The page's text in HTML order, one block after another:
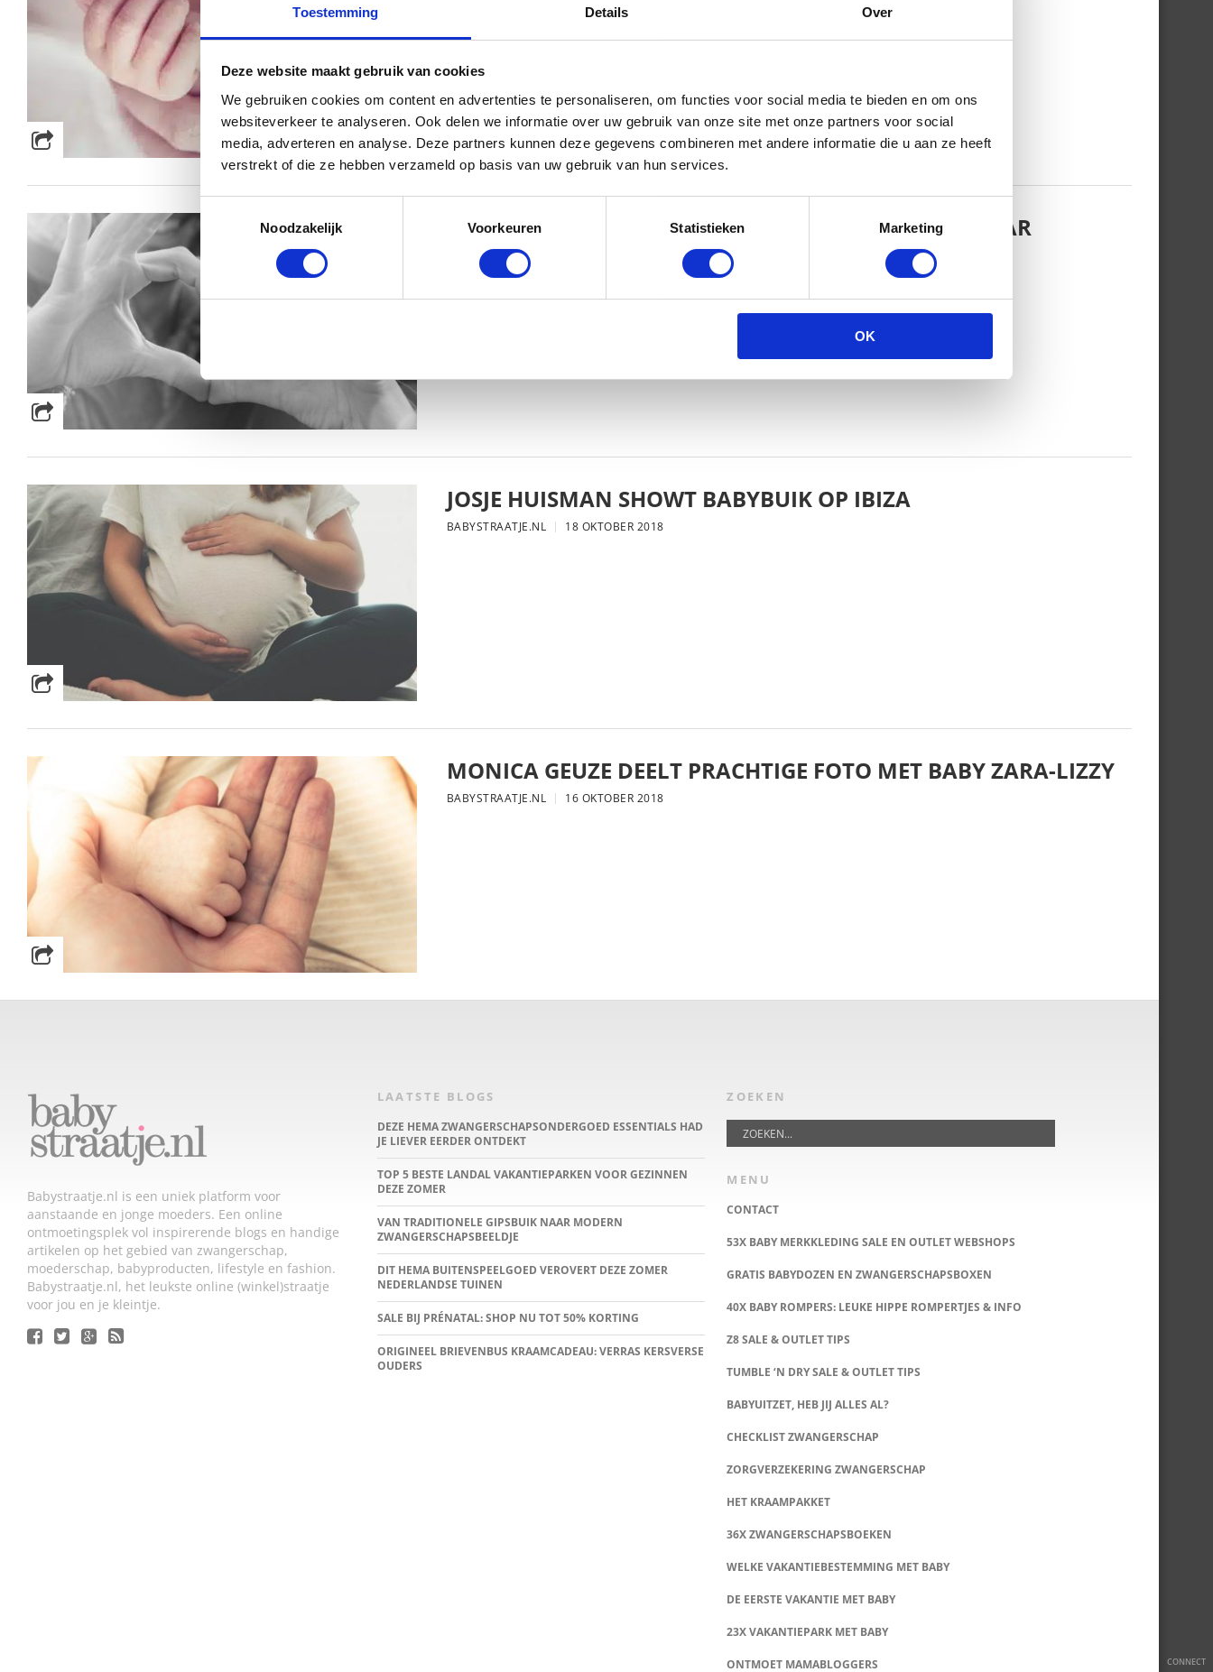
Toestemming Details Over
Deze website maakt gebruik van cookies
We gebruiken cookies om content en advertenties te personaliseren, om functies voor social media te bieden en om ons
websiteverkeer te analyseren. Ook delen we informatie over uw gebruik van onze site met onze partners voor social
media, adverteren en analyse. Deze partners kunnen deze gegevens combineren met andere informatie die u aan ze heeft
verstrekt of die ze hebben verzameld op basis van uw gebruik van hun services.
Noodzakelijk
Voorkeuren Statistieken Marketing
OK
CONNECT
KIM KÖTTER DEELT PRACHTIGE GEZINSFOTO MET HAAR
MANNEN
BABYSTRAATJE.NL
JOSJE HUISMAN SHOWT BABYBUIK OP IBIZA
BABYSTRAATJE.NL 18 OKTOBER 2018
MONICA GEUZE DEELT PRACHTIGE FOTO MET BABY ZARA-LIZZY
BABYSTRAATJE.NL 16 OKTOBER 2018
Babystraatje.nl is een uniek platform voor
aanstaande en jonge moeders. Een online
ontmoetingsplek vol inspirerende blogs en handige
artikelen op het gebied van zwangerschap,
moederschap, babyproducten, lifestyle en fashion.
Babystraatje.nl, het leukste online (winkel)straatje
voor jou en je kleintje.
LAATSTE BLOGS
DEZE HEMA ZWANGERSCHAPSONDERGOED ESSENTIALS HAD
JE LIEVER EERDER ONTDEKT
TOP 5 BESTE LANDAL VAKANTIEPARKEN VOOR GEZINNEN
DEZE ZOMER
VAN TRADITIONELE GIPSBUIK NAAR MODERN
ZWANGERSCHAPSBEELDJE
DIT HEMA BUITENSPEELGOED VEROVERT DEZE ZOMER
NEDERLANDSE TUINEN
SALE BIJ PRÉNATAL: SHOP NU TOT 50% KORTING
ORIGINEEL BRIEVENBUS KRAAMCADEAU: VERRAS KERSVERSE
OUDERS
ZOEKEN
MENU
CONTACT
53X BABY MERKKLEDING SALE EN OUTLET WEBSHOPS
GRATIS BABYDOZEN EN ZWANGERSCHAPSBOXEN
40X BABY ROMPERS: LEUKE HIPPE ROMPERTJES & INFO
Z8 SALE & OUTLET TIPS
TUMBLE ‘N DRY SALE & OUTLET TIPS
BABYUITZET, HEB JIJ ALLES AL?
CHECKLIST ZWANGERSCHAP
ZORGVERZEKERING ZWANGERSCHAP
HET KRAAMPAKKET
36X ZWANGERSCHAPSBOEKEN
WELKE VAKANTIEBESTEMMING MET BABY
DE EERSTE VAKANTIE MET BABY
23X VAKANTIEPARK MET BABY
ONTMOET MAMABLOGGERS